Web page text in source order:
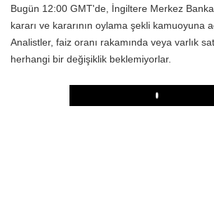
Bugün 12:00 GMT'de, İngiltere Merkez
kararı ve kararının oylama şekli kamuoyuna
Analistler, faiz oranı rakamında veya varlık
herhangi bir değişiklik beklemiyorlar.
Play